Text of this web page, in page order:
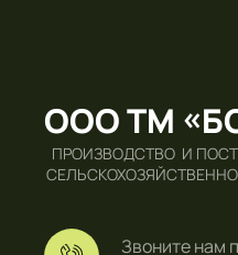
ООО ТМ
ПРОИЗВОДСТВО И
Звоните нам